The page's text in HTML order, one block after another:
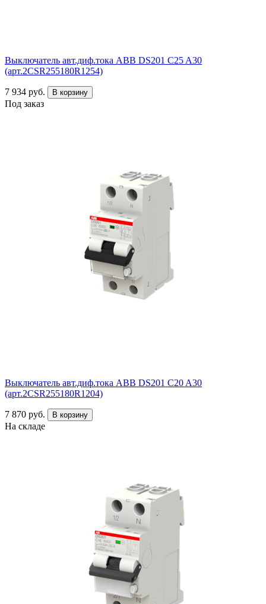
Выключатель авт.диф.тока ABB DS201 C25 A30
(арт.2CSR255180R1254)
7 934 руб. В корзину
Под заказ
Выключатель авт.диф.тока ABB DS201 C20 A30
(арт.2CSR255180R1204)
7 870 руб. В корзину
На складе